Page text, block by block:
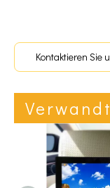
Kontaktieren Sie